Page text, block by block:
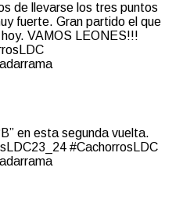
de llevarse los tres puntos
fuerte. Gran partido el que
VAMOS LEONES!!!
en esta segunda vuelta.
#CachorrosLDC